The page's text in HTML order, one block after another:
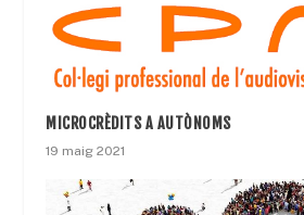
MICROCRÈDITS A AUTÒNOMS
19 maig 2021